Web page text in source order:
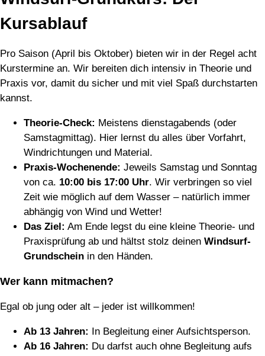
Kursablauf
Pro Saison (April bis Oktober) bieten wir in der Regel acht
Kurstermine an. Wir bereiten dich intensiv in Theorie und
Praxis vor, damit du sicher und mit viel Spaß durchstarten
kannst.
Theorie-Check: Meistens dienstagabends (oder
Samstagmittag). Hier lernst du alles über Vorfahrt,
Windrichtungen und Material.
Praxis-Wochenende: Jeweils Samstag und Sonntag
von ca. 10:00 bis 17:00 Uhr. Wir verbringen so viel
Zeit wie möglich auf dem Wasser – natürlich immer
abhängig von Wind und Wetter!
Das Ziel: Am Ende legst du eine kleine Theorie- und
Praxisprüfung ab und hältst stolz deinen Windsurf-
Grundschein in den Händen.
Wer kann mitmachen?
Egal ob jung oder alt – jeder ist willkommen!
Ab 13 Jahren: In Begleitung einer Aufsichtsperson.
Ab 16 Jahren: Du darfst auch ohne Begleitung aufs